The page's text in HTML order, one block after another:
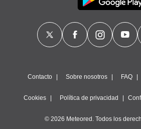
Contacto Sobre nosotros FAQ
Cookies Política de privacidad
© 2026 Meteored. Todos los